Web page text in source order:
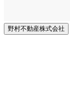
野村不動産株式会社